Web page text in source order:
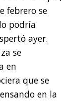
febrero se
podría
ayer.
se
en
que se
en la